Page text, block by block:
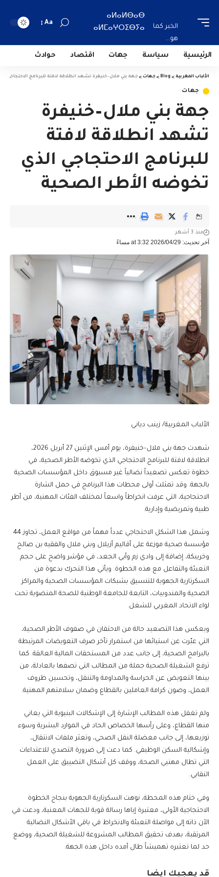
الخبر كما
هو...
ⴰⵍⴰⵍⴱⴰⴱ
ⴰⵍⵎⴰⵖⵔⵉⴱⵢⴰ
Aa
الرئيسية سياسة جهات اقتصاد حوادث
الألباب المغربية >
Blog
> جهات > جهة بني ملال–خنيفرة تشهد انطلاقة لافتة للبرنامج الاحتجاجي
جهات
جهة بني ملال–خنيفرة
تشهد انطلاقة لافتة
للبرنامج الاحتجاجي الذي
تخوضه الأطر الصحية
آخر تحديث: 2026/04/29 at 3:32 مساءً
منذ 3 أشهر
الألباب المغربية/ زينب دياني
شهدت جهة بني ملال–خنيفرة، يوم أمس الإثنين 27 أبريل 2026،
انطلاقة لافتة للبرنامج الاحتجاجي الذي تخوضه الأطر الصحية، في
خطوة تعكس تصعيداً نضالياً غير مسبوق داخل المؤسسات الصحية
بالجهة. وقد تمثلت أولى محطات هذا البرنامج في حمل الشارة
الاحتجاجية، التي عرفت انخراطاً واسعاً لمختلف الفئات المهنية، من أطر
طبية وتمريضية وإدارية.
وشمل هذا الشكل الاحتجاجي عدداً مهماً من مواقع العمل، تجاوز 44
مؤسسة صحية موزعة على أقاليم أزيلال وبني ملال والفقيه بن صالح
وخريبكة، إضافة إلى وادي زم وأبي الجعد، في مؤشر واضح على حجم
التعبئة والتفاعل مع هذه الخطوة. ويأتي هذا التحرك بدعوة من
السكرتارية الجهوية للتنسيق بشبكات المؤسسات الصحية والمراكز
الصحية والمندوبيات، التابعة للجامعة الوطنية للصحة المنضوية تحت
لواء الاتحاد المغربي للشغل.
ويعكس هذا التصعيد حالة من الاحتقان في صفوف الأطر الصحية،
التي عبّرت عن استيائها من استمرار تأخر صرف التعويضات المرتبطة
بالبرامج الصحية، إلى جانب عدد من المستحقات المالية العالقة. كما
ترفع الشغيلة الصحية جملة من المطالب التي تصفها بالعادلة، من
بينها التعويض عن الحراسة والمداومة والتنقل، وتحسين ظروف
العمل، وصون كرامة العاملين بالقطاع وضمان سلامتهم المهنية.
ولم تغفل هذه المطالب الإشارة إلى الإشكالات البنيوية التي يعاني
منها القطاع، وعلى رأسها الخصاص الحاد في الموارد البشرية وسوء
توزيعها، إلى جانب معضلة النقل الصحي، وتعثر ملفات الانتقال،
وإشكالية السكن الوظيفي. كما دعت إلى ضرورة التصدي للاعتداءات
التي تطال مهنيي الصحة، ووقف كل أشكال التضييق على العمل
النقابي.
وفي ختام هذه المحطة، نوهت السكرتارية الجهوية بنجاح الخطوة
الاحتجاجية الأولى، معتبرة إياها رسالة قوية للجهات المعنية، ودعت في
الآن ذاته إلى مواصلة التعبئة والانخراط في باقي الأشكال النضالية
المرتقبة، بهدف تحقيق المطالب المشروعة للشغيلة الصحية، ووضع
حد لما تعتبره تهميشاً طال أمده داخل هذه الجهة.
قد يعجبك ايضا